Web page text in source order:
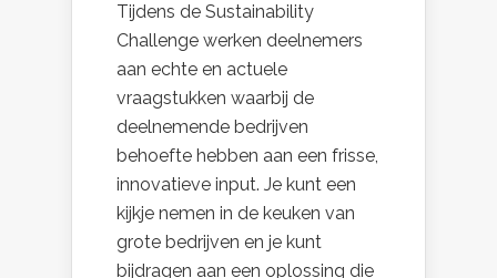
Tijdens de Sustainability
Challenge werken deelnemers
aan echte en actuele
vraagstukken waarbij de
deelnemende bedrijven
behoefte hebben aan een frisse,
innovatieve input. Je kunt een
kijkje nemen in de keuken van
grote bedrijven en je kunt
bijdragen aan een oplossing die